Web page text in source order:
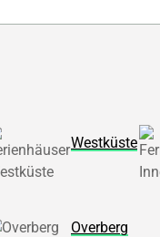
Westküste
Overberg